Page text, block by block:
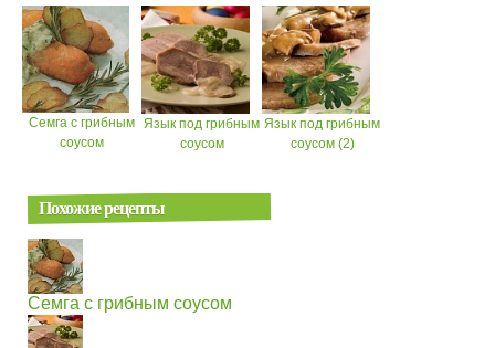
Семга с грибным
соусом
Язык под грибным
соусом
Язык под грибным
соусом (2)
Похожие рецепты
Семга с грибным соусом